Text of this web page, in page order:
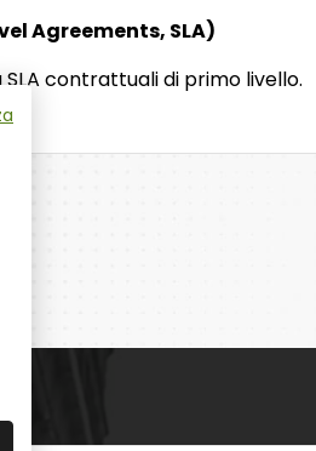
Agreements, SLA)
contrattuali di primo livello.